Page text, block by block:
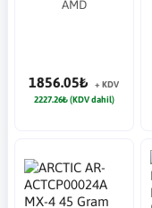
AMD
1856.05₺
+ KDV
2227.26₺ (KDV dahil)